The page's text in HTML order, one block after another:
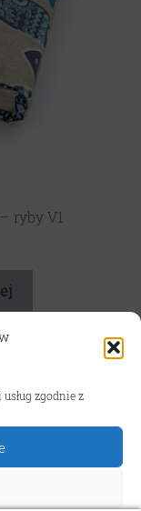
zgodnie z
oraz sezonem
internetowym jest
ryby V1